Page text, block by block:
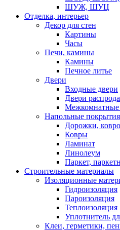
ШУЖ, ШУЦ
Отделка, интерьер
Декор для стен
Картины
Часы
Печи, камины
Камины
Печное литье
Двери
Входные двери
Двери
Межкомнатные
Напольные покрытия
Дорожки,
Ковры
Ламинат
Линолеум
Паркет,
Строительные материалы
Изоляционные
Гидроизоляция
Пароизоляция
Теплоизоляция
Уплотнитель
Клеи, герметики,